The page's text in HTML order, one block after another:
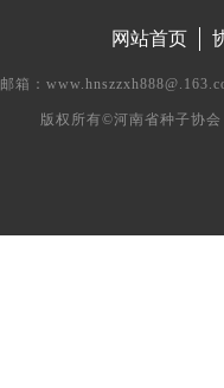
网站首页
邮箱：
版权所有©河南省种子协